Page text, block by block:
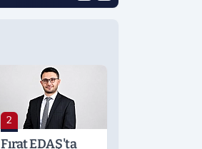
2
Fırat EDAŞ'ta